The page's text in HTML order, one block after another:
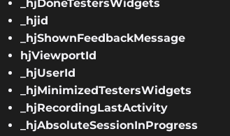
_hjDoneTestersWidgets
_hjid
_hjShownFeedbackMessage
hjViewportId
_hjUserId
_hjMinimizedTestersWidgets
_hjRecordingLastActivity
_hjAbsoluteSessionInProgress